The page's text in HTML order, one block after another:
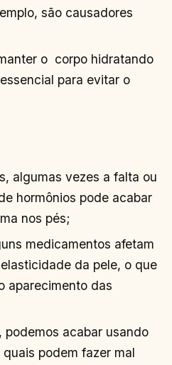
são causadores
o corpo hidratando
para evitar o
algumas vezes a falta ou
hormônios pode acabar
nos pés;
medicamentos afetam
da pele, o que
aparecimento das
podemos acabar usando
podem fazer mal